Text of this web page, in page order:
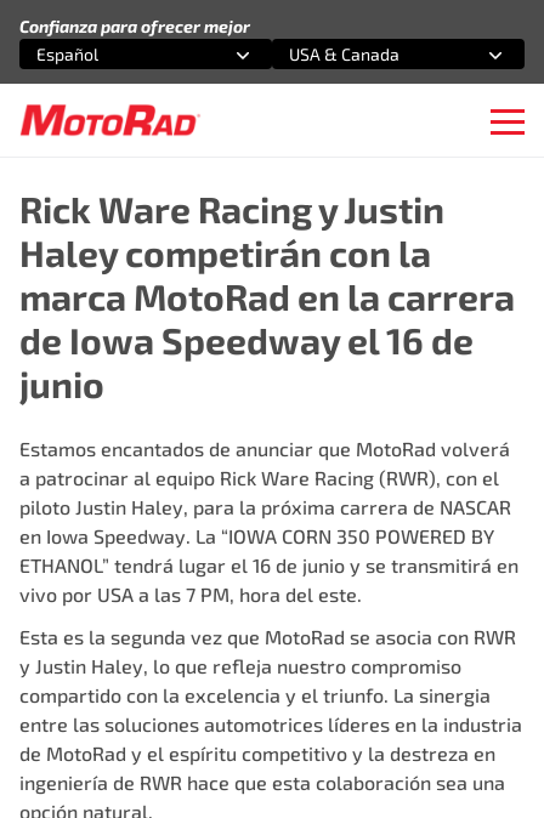
Confianza para ofrecer mejor
Selecciona una opción
Español
Selecciona una opción
USA & Canada
Rick Ware Racing y Justin
Haley competirán con la
marca MotoRad en la carrera
de Iowa Speedway el 16 de
junio
Estamos encantados de anunciar que MotoRad volverá
a patrocinar al equipo Rick Ware Racing (RWR), con el
piloto Justin Haley, para la próxima carrera de NASCAR
en Iowa Speedway. La “IOWA CORN 350 POWERED BY
ETHANOL” tendrá lugar el 16 de junio y se transmitirá en
vivo por USA a las 7 PM, hora del este.
Esta es la segunda vez que MotoRad se asocia con RWR
y Justin Haley, lo que refleja nuestro compromiso
compartido con la excelencia y el triunfo. La sinergia
entre las soluciones automotrices líderes en la industria
de MotoRad y el espíritu competitivo y la destreza en
ingeniería de RWR hace que esta colaboración sea una
opción natural.